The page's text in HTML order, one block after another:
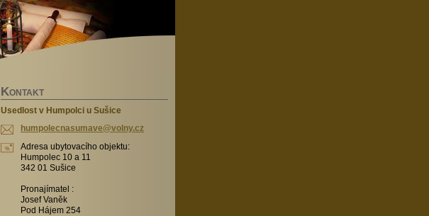
KONTAKT
Usedlost v Humpolci u Sušice
humpolecnasumave@volny.cz
Adresa ubytovacího objektu:
Humpolec 10 a 11
342 01 Sušice
Pronajímatel :
Josef Vaněk
Pod Hájem 254